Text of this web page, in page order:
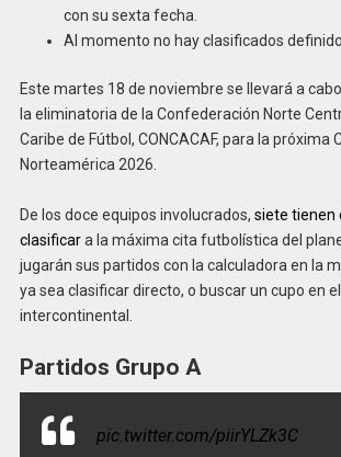
con su sexta fecha.
Al momento no hay clasificados
Este martes 18 de noviembre se llevará a
la eliminatoria de la Confederación Norte
Caribe de Fútbol, CONCACAF, para la próxima
Norteamérica 2026.
De los doce equipos involucrados, siete tienen
clasificara la máxima cita futbolística del
jugarán sus partidos con la calculadora en la
ya sea clasificar directo, o buscar un cupo en
intercontinental.
Partidos Grupo A
pic.twitter.com/piirYLZk3C